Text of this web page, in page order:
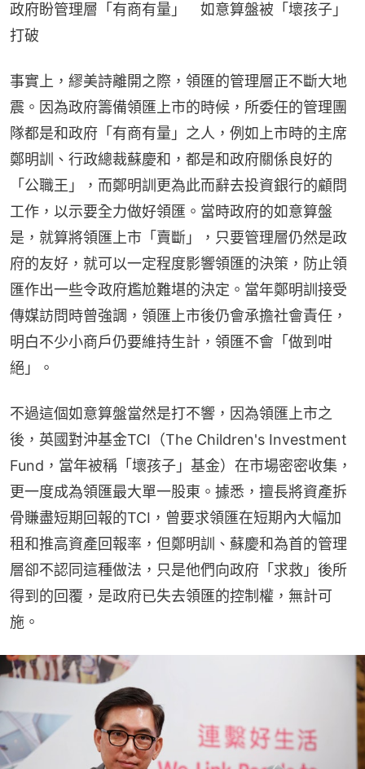
政府盼管理層「有商有量」　如意算盤被「壞孩子」
打破
事實上，繆美詩離開之際，領匯的管理層正不斷大地
震。因為政府籌備領匯上市的時候，所委任的管理團
隊都是和政府「有商有量」之人，例如上市時的主席
鄭明訓、行政總裁蘇慶和，都是和政府關係良好的
「公職王」，而鄭明訓更為此而辭去投資銀行的顧問
工作，以示要全力做好領匯。當時政府的如意算盤
是，就算將領匯上市「賣斷」，只要管理層仍然是政
府的友好，就可以一定程度影響領匯的決策，防止領
匯作出一些令政府尷尬難堪的決定。當年鄭明訓接受
傳媒訪問時曾強調，領匯上市後仍會承擔社會責任，
明白不少小商戶仍要維持生計，領匯不會「做到咁
絕」。
不過這個如意算盤當然是打不響，因為領匯上市之
後，英國對沖基金TCI（The Children's Investment
Fund，當年被稱「壞孩子」基金）在市場密密收集，
更一度成為領匯最大單一股東。據悉，擅長將資產拆
骨賺盡短期回報的TCI，曾要求領匯在短期內大幅加
租和推高資產回報率，但鄭明訓、蘇慶和為首的管理
層卻不認同這種做法，只是他們向政府「求救」後所
得到的回覆，是政府已失去領匯的控制權，無計可
施。